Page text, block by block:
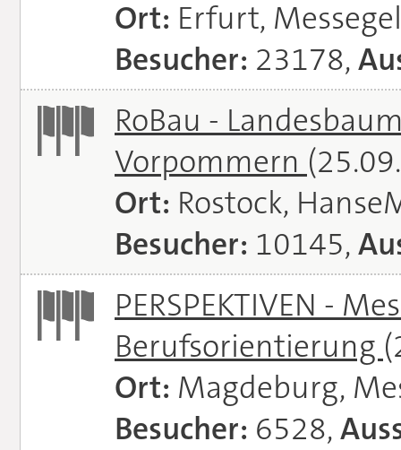
Ort: Erfurt,
Besucher: 23178,
RoBau -
Vorpommern
Ort: Rostock,
Besucher: 10145,
PERSPEKTIVEN -
Berufsorientierung
Ort: Magdeburg,
Besucher: 6528,